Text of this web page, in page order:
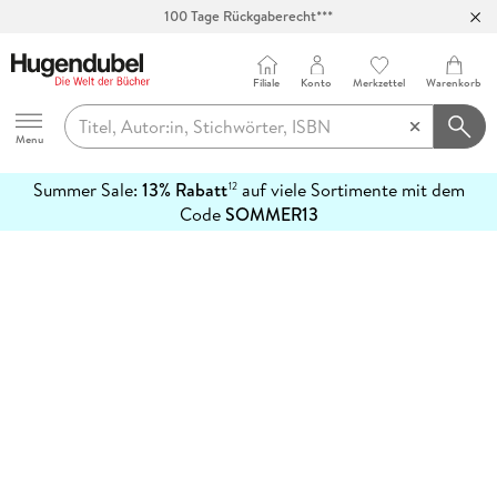
100 Tage Rückgaberecht***
Hugendubel
Menu
Filiale Konto Merkzettel Warenkorb
Summer Sale: 13% Rabatt12auf viele Sortimente mit dem
CodeSOMMER13
erfahren